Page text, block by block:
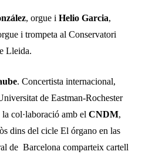
, orgue i Helio Garcia,
i trompeta al Conservatori
Lleida.
. Concertista internacional,
de Eastman-Rochester
col·laboració amb el CNDM,
dins del cicle El órgano en las
de Barcelona comparteix cartell